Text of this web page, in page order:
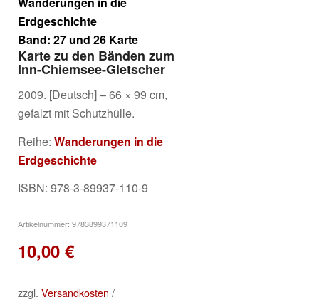
Erdgeschichte
Band: 27 und 26 Karte
Karte zu den Bänden zum
Inn-Chiemsee-Gletscher
2009. [Deutsch] – 66 × 99 cm,
gefalzt mit Schutzhülle.
Reihe: Wanderungen in die
Erdgeschichte
ISBN: 978-3-89937-110-9
Artikelnummer: 9783899371109
10,00 €
zzgl. Versandkosten /